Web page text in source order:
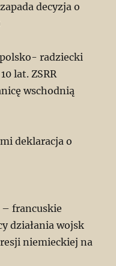
decyzja o
radziecki
lat. ZSRR
wschodnią
deklaracja o
– francuskie
działania wojsk
niemieckiej na